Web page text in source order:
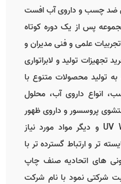
ضد چسب و داروی آب افست
پس از یک دوره کوتاه
تجربیات علمی و فنی مدیران و
تولید و لابراتواری
تولید محصولات متنوع با
انواع داروی آب، محلول
پروسسور و داروی ظهور
زینک، SPA ، ورنی واتربیس، UV Wash و دیگر مواد مورد نیاز
تر و ارتباط گسترده تر با
های اتحادیه صنف چاپ
شرکتی نمود با نام شرکت